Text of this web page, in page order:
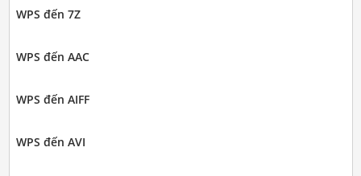
WPS đến 7Z
WPS đến AAC
WPS đến AIFF
WPS đến AVI